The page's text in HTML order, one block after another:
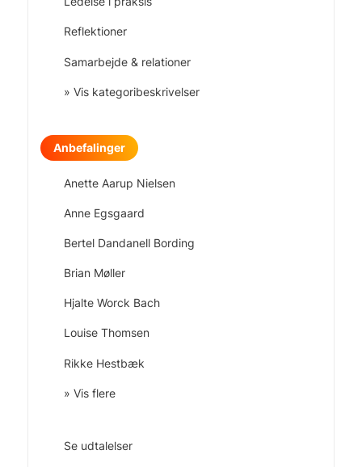
Reflektioner
Samarbejde & relationer
» Vis kategoribeskrivelser
Anbefalinger
Anette Aarup Nielsen
Anne Egsgaard
Bertel Dandanell Bording
Brian Møller
Hjalte Worck Bach
Louise Thomsen
Rikke Hestbæk
» Vis flere
Se udtalelser